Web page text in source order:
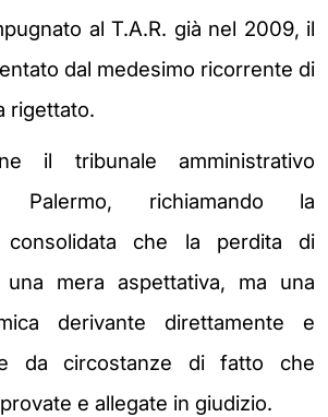
al T.A.R. già nel 2009, il
dal medesimo ricorrente di
rigettato.
il tribunale amministrativo
Palermo, richiamando la
consolidata che la perdita di
mera aspettativa, ma una
derivante direttamente e
da circostanze di fatto che
e allegate in giudizio.